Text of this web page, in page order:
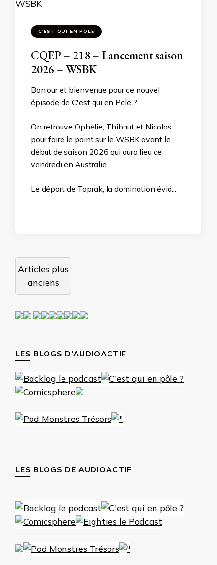
C'EST QUI EN POLE
CQEP – 218 – Lancement saison
2026 – WSBK
Bonjour et bienvenue pour ce nouvel
épisode de C'est qui en Pole ?
On retrouve Ophélie, Thibaut et Nicolas
pour faire le point sur le WSBK avant le
début de saison 2026 qui aura lieu ce
vendredi en Australie.
Le départ de Toprak, la domination évid...
Navigation
des
articles
Articles plus
anciens
LES BLOGS D’AUDIOACTIF
LES BLOGS DE AUDIOACTIF